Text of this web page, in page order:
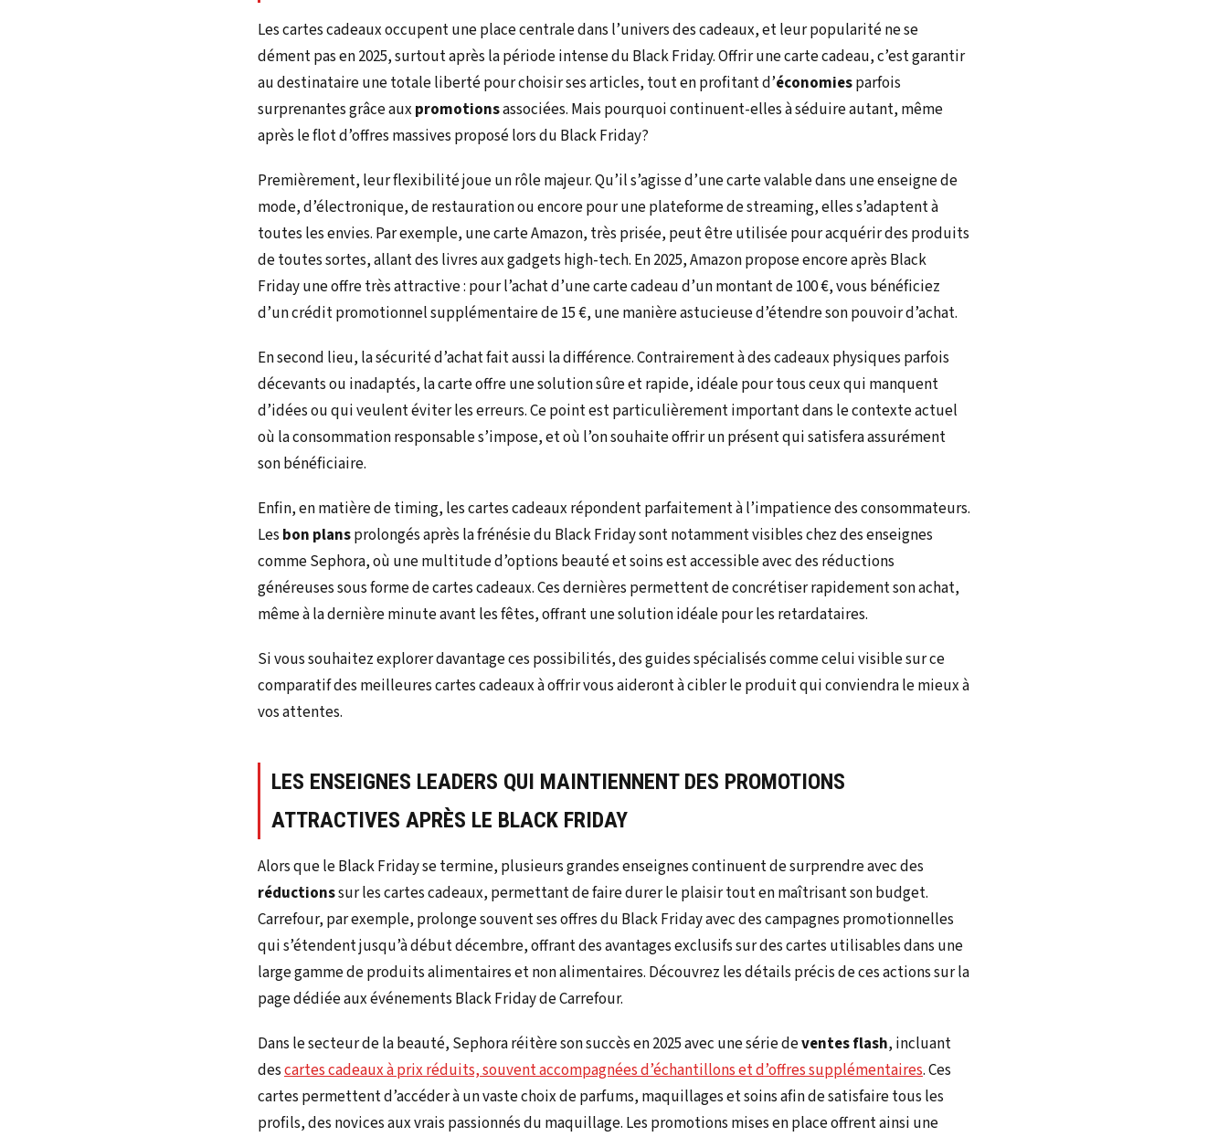
Les cartes cadeaux occupent une place centrale dans l’univers des cadeaux, et leur popularité ne se
dément pas en 2025, surtout après la période intense du Black Friday. Offrir une carte cadeau, c’est garantir
au destinataire une totale liberté pour choisir ses articles, tout en profitant d’économiesparfois
surprenantes grâce aux promotionsassociées. Mais pourquoi continuent-elles à séduire autant, même
après le flot d’offres massives proposé lors du Black Friday?
Premièrement, leur flexibilité joue un rôle majeur. Qu’il s’agisse d’une carte valable dans une enseigne de
mode, d’électronique, de restauration ou encore pour une plateforme de streaming, elles s’adaptent à
toutes les envies. Par exemple, une carte Amazon, très prisée, peut être utilisée pour acquérir des produits
de toutes sortes, allant des livres aux gadgets high-tech. En 2025, Amazon propose encore après Black
Friday une offre très attractive : pour l’achat d’une carte cadeau d’un montant de 100 €, vous bénéficiez
d’un crédit promotionnel supplémentaire de 15 €, une manière astucieuse d’étendre son pouvoir d’achat.
En second lieu, la sécurité d’achat fait aussi la différence. Contrairement à des cadeaux physiques parfois
décevants ou inadaptés, la carte offre une solution sûre et rapide, idéale pour tous ceux qui manquent
d’idées ou qui veulent éviter les erreurs. Ce point est particulièrement important dans le contexte actuel
où la consommation responsable s’impose, et où l’on souhaite offrir un présent qui satisfera assurément
son bénéficiaire.
Enfin, en matière de timing, les cartes cadeaux répondent parfaitement à l’impatience des consommateurs.
Les bon plansprolongés après la frénésie du Black Friday sont notamment visibles chez des enseignes
comme Sephora, où une multitude d’options beauté et soins est accessible avec des réductions
généreuses sous forme de cartes cadeaux. Ces dernières permettent de concrétiser rapidement son achat,
même à la dernière minute avant les fêtes, offrant une solution idéale pour les retardataires.
Si vous souhaitez explorer davantage ces possibilités, des guides spécialisés comme celui visible sur ce
comparatif des meilleures cartes cadeaux à offrir vous aideront à cibler le produit qui conviendra le mieux à
vos attentes.
LES ENSEIGNES LEADERS QUI MAINTIENNENT DES PROMOTIONS
ATTRACTIVES APRÈS LE BLACK FRIDAY
Alors que le Black Friday se termine, plusieurs grandes enseignes continuent de surprendre avec des
réductionssur les cartes cadeaux, permettant de faire durer le plaisir tout en maîtrisant son budget.
Carrefour, par exemple, prolonge souvent ses offres du Black Friday avec des campagnes promotionnelles
qui s’étendent jusqu’à début décembre, offrant des avantages exclusifs sur des cartes utilisables dans une
large gamme de produits alimentaires et non alimentaires. Découvrez les détails précis de ces actions sur la
page dédiée aux événements Black Friday de Carrefour.
Dans le secteur de la beauté, Sephora réitère son succès en 2025 avec une série deventes flash, incluant
descartes cadeaux à prix réduits, souvent accompagnées d’échantillons et d’offres supplémentaires. Ces
cartes permettent d’accéder à un vaste choix de parfums, maquillages et soins afin de satisfaire tous les
profils, des novices aux vrais passionnés du maquillage. Les promotions mises en place offrent ainsi une